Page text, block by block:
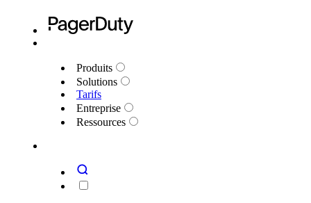
Produits
Solutions
Tarifs
Entreprise
Ressources